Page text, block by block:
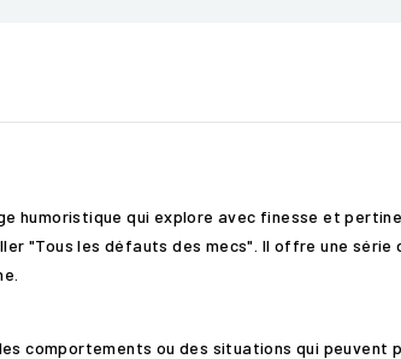
humoristique qui explore avec finesse et
"Tous les défauts des mecs". Il offre une
comportements ou des situations qui peuvent